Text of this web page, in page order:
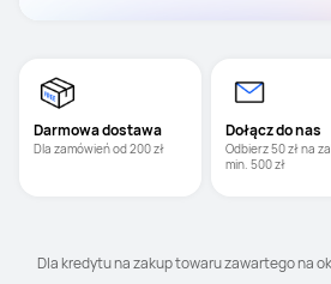
Darmowa dostawa
Dla zamówień od 200 zł
Dołącz do nas
Odbierz 50 zł na
min. 500 zł
Dla kredytu na zakup towaru zawartego na